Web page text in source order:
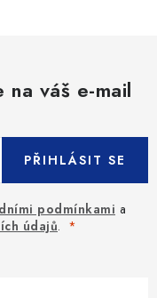
váš e-mail
podmínkami a
údajů.
PŘIHLÁSIT SE